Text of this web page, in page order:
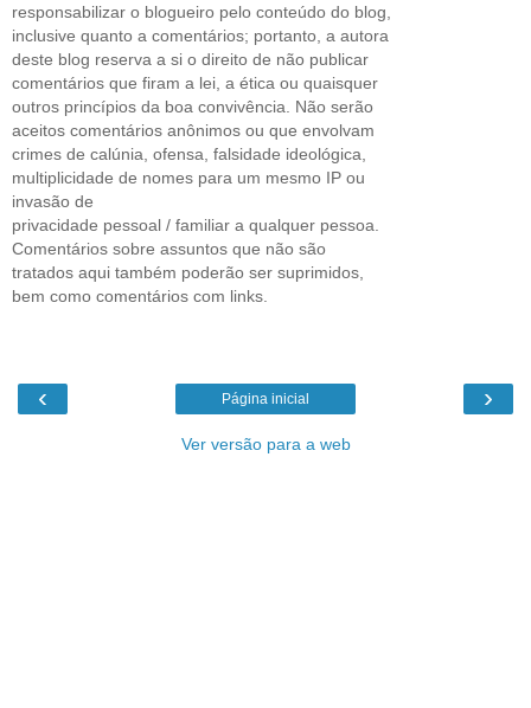
responsabilizar o blogueiro pelo conteúdo do blog,
inclusive quanto a comentários; portanto, a autora
deste blog reserva a si o direito de não publicar
comentários que firam a lei, a ética ou quaisquer
outros princípios da boa convivência. Não serão
aceitos comentários anônimos ou que envolvam
crimes de calúnia, ofensa, falsidade ideológica,
multiplicidade de nomes para um mesmo IP ou
invasão de
privacidade pessoal / familiar a qualquer pessoa.
Comentários sobre assuntos que não são
tratados aqui também poderão ser suprimidos,
bem como comentários com links.
‹ ›
Página inicial
Ver versão para a web